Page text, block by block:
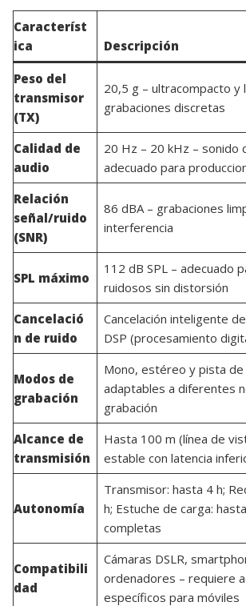
Característ
ica
Descripción
Peso del
transmisor
(TX)
20,5 g – ultracompacto y
grabaciones discretas
Calidad de
audio
20 Hz – 20 kHz – sonido
adecuado para
Relación
señal/ruido
(SNR)
86 dBA – grabaciones
interferencia
SPL máximo
112 dB SPL – adecuado
ruidosos sin distorsión
Cancelació
n de ruido
Cancelación inteligente
DSP (procesamiento
Modos de
grabación
Mono, estéreo y pista de
adaptables a diferentes
grabación
Alcance de
transmisión
Hasta 100 m (línea de
estable con latencia
Autonomía
Transmisor: hasta 4 h;
h; Estuche de carga:
completas
Compatibili
dad
Cámaras DSLR,
ordenadores – requiere
específicos para móviles